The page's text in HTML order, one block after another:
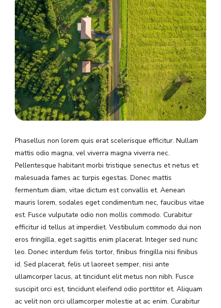
Phasellus non lorem quis erat scelerisque efficitur. Nullam
mattis odio magna, vel viverra magna viverra nec.
Pellentesque habitant morbi tristique senectus et netus et
malesuada fames ac turpis egestas. Donec mattis
fermentum diam, vitae dictum est convallis et. Aenean
mauris lorem, sodales eget condimentum nec, faucibus vitae
est. Fusce vulputate odio non mollis commodo. Curabitur
efficitur id tellus at imperdiet. Vestibulum commodo dui non
eros fringilla, eget sagittis enim placerat. Integer sed nunc
leo. Donec interdum felis tortor, finibus fringilla nisi finibus
id. Sed placerat, felis ut laoreet semper, nisi ante
ullamcorper lacus, at tincidunt elit metus non nibh. Fusce
suscipit orci est, tincidunt eleifend odio porttitor et. Aliquam
ac velit non orci ullamcorper molestie at ac enim. Curabitur